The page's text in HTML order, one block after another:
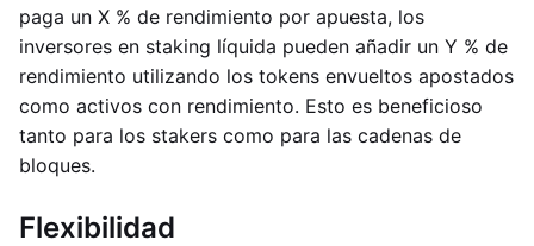
paga un X % de rendimiento por apuesta, los
inversores en staking líquida pueden añadir un Y % de
rendimiento utilizando los tokens envueltos apostados
como activos con rendimiento. Esto es beneficioso
tanto para los stakers como para las cadenas de
bloques.
Flexibilidad